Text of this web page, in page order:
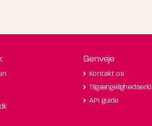
Genveje
Kontakt os
API guide